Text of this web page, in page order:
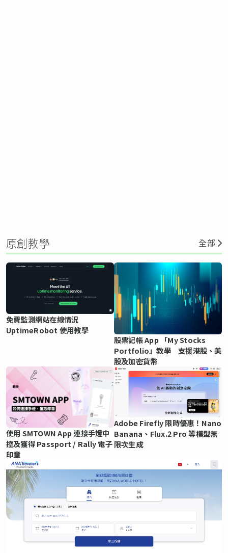
原創教學 全部
免費監測網站在線情況
UptimeRobot 使用教學
股票記帳 App 「My Stocks
Portfolio」教學 支援港股、美
股及加密貨幣
使用 SMTOWN App 連接手燈中
控及獲得 Passport / Rally 電子
印章
Adobe Firefly 限時優惠！Nano
Banana、Flux.2 Pro 等模型無
限次生成